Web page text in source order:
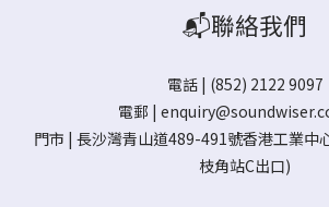
📬聯絡我們
電話 | (852) 2122 9097
電郵 |
門市 | 長沙灣青山道489-491號香港工業中
枝角站C出口)